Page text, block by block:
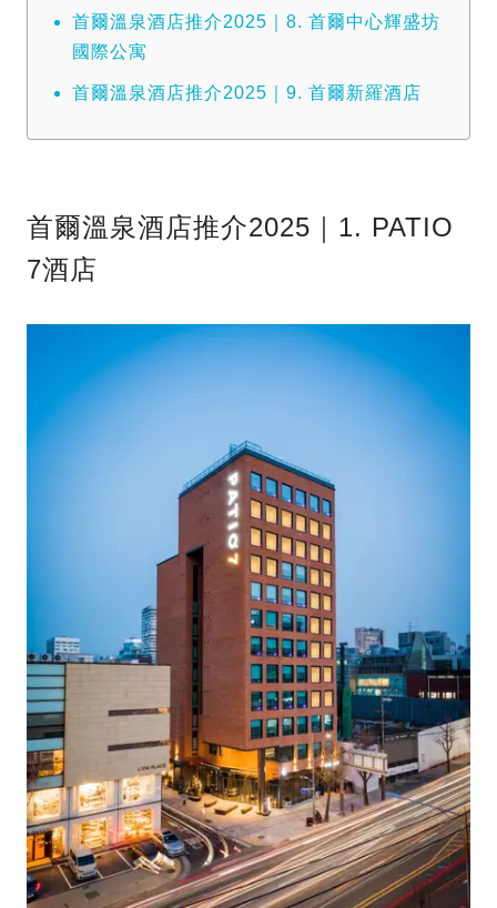
首爾溫泉酒店推介2025｜8. 首爾中心輝盛坊
國際公寓
首爾溫泉酒店推介2025｜9. 首爾新羅酒店
首爾溫泉酒店推介2025｜1. PATIO
7酒店